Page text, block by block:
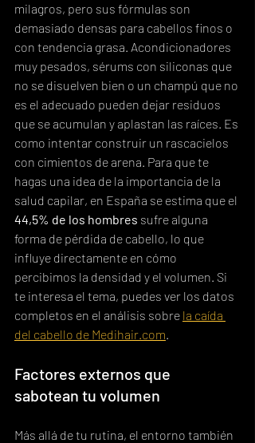
milagros, pero sus fórmulas son
demasiado densas para cabellos finos o
con tendencia grasa. Acondicionadores
muy pesados, sérums con siliconas que
no se disuelven bien o un champú que no
es el adecuado pueden dejar residuos
que se acumulan y aplastan las raíces. Es
como intentar construir un rascacielos
con cimientos de arena. Para que te
hagas una idea de la importancia de la
salud capilar, en España se estima que el
44,5% de los hombres sufre alguna
forma de pérdida de cabello, lo que
influye directamente en cómo
percibimos la densidad y el volumen. Si
te interesa el tema, puedes ver los datos
completos en el análisis sobre la caída
del cabello de Medihair.com.
Factores externos que
sabotean tu volumen
Más allá de tu rutina, el entorno también